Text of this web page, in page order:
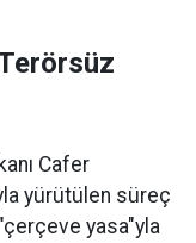
Cafer
yürütülen süreç
yasa"yla